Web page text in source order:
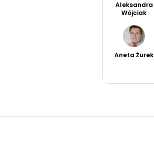
Aleksandra
Wójciak
Aneta Żurek